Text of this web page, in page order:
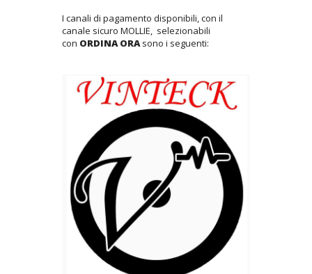
I canali di pagamento disponibili, con il
canale sicuro MOLLIE, selezionabili
con ORDINA ORAsono i seguenti: